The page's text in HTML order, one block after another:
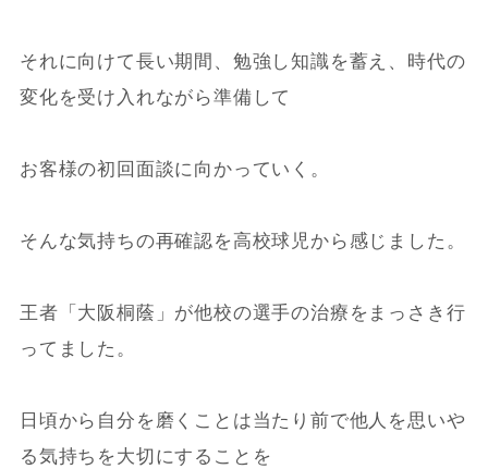
それに向けて長い期間、勉強し知識を蓄え、時代の
変化を受け入れながら準備して
お客様の初回面談に向かっていく。
そんな気持ちの再確認を高校球児から感じました。
王者「大阪桐蔭」が他校の選手の治療をまっさき行
ってました。
日頃から自分を磨くことは当たり前で他人を思いや
る気持ちを大切にすることを